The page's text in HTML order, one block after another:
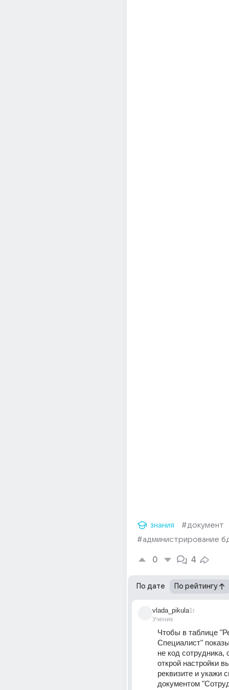
знания
#документ
#администрирование
0 4
По дате По рейтингу
vlada_pikula
Ученик
1г
Чтобы в таблице
Специалист"
не код сотрудника,
открой настройки
реквизите и укажи
документом